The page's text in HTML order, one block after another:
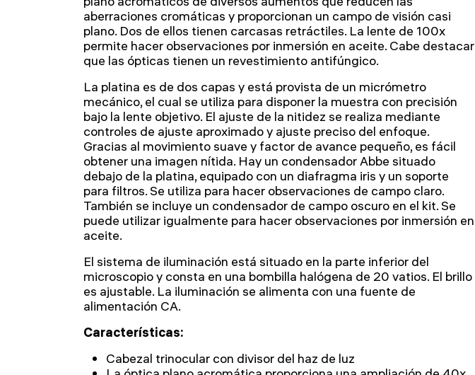
aberraciones cromáticas y proporcionan un campo de visión casi
plano. Dos de ellos tienen carcasas retráctiles. La lente de 100x
permite hacer observaciones por inmersión en aceite. Cabe destacar
que las ópticas tienen un revestimiento antifúngico.
La platina es de dos capas y está provista de un micrómetro
mecánico, el cual se utiliza para disponer la muestra con precisión
bajo la lente objetivo. El ajuste de la nitidez se realiza mediante
controles de ajuste aproximado y ajuste preciso del enfoque.
Gracias al movimiento suave y factor de avance pequeño, es fácil
obtener una imagen nítida. Hay un condensador Abbe situado
debajo de la platina, equipado con un diafragma iris y un soporte
para filtros. Se utiliza para hacer observaciones de campo claro.
También se incluye un condensador de campo oscuro en el kit. Se
puede utilizar igualmente para hacer observaciones por inmersión en
aceite.
El sistema de iluminación está situado en la parte inferior del
microscopio y consta en una bombilla halógena de 20 vatios. El brillo
es ajustable. La iluminación se alimenta con una fuente de
alimentación CA.
Características:
Cabezal trinocular con divisor del haz de luz